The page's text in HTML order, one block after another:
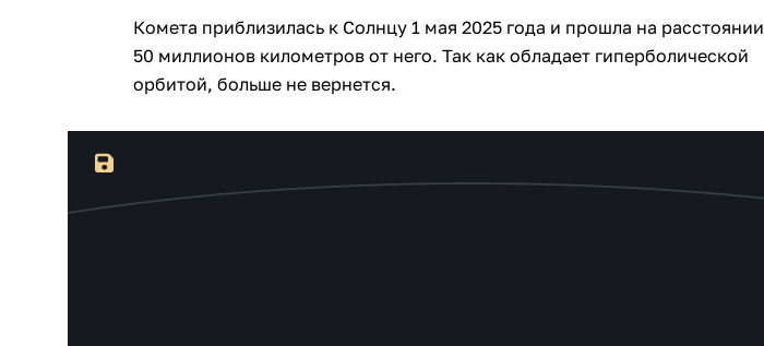
Комета приблизилась к Солнцу 1 мая 2025 года и прошла на расстоянии
50 миллионов километров от него. Так как обладает гиперболической
орбитой, больше не вернется.